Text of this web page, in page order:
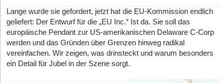
Es werden verschiedene Formen des Brandings unterschieden:
Produkt-Branding, Corporate-Branding, Employer-Branding und
Personal-Branding. Jede dieser Varianten hat ihre ganz eigenen
Anforderungen. Branding ist nach Auffassung von Oscar Karem
auch nicht etwas, das sich abschließen lässt. Wer ein
Lange wurde sie gefordert, jetzt hat die EU-Kommission endlich
geliefert: Der Entwurf für die „EU Inc.“ Ist da. Sie soll das
europäische Pendant zur US-amerikanischen Delaware C-Corp
werden und das Gründen über Grenzen hinweg radikal
vereinfachen. Wir zeigen, was drinsteckt und warum besonders
ein Detail für Jubel in der Szene sorgt.